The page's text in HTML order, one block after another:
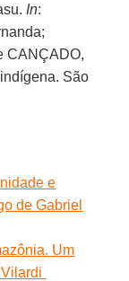
In:
CANÇADO,
São
e
de Gabriel
Um